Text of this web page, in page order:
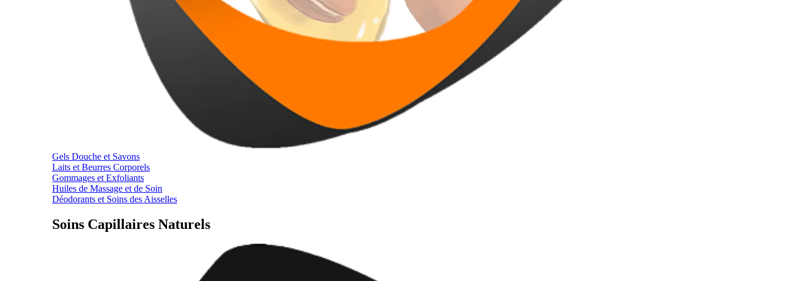
Gels Douche et Savons
Laits et Beurres Corporels
Gommages et Exfoliants
Huiles de Massage et de Soin
Déodorants et Soins des Aisselles
Soins Capillaires Naturels